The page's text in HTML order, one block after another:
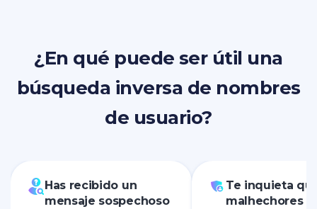
¿En qué puede ser útil una
búsqueda inversa de nombres
de usuario?
Has recibido un
mensaje sospechoso
Te inquieta
malhechores